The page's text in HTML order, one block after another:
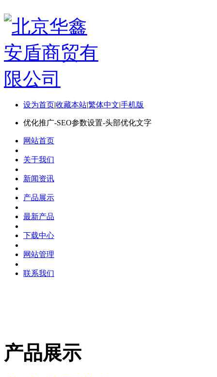
设为首页|收藏本站|繁体中文|手机版
优化推广-SEO参数设置-头部优化文字
网站首页
关于我们
新闻资讯
产品展示
最新产品
下载中心
网站管理
联系我们
产品展示